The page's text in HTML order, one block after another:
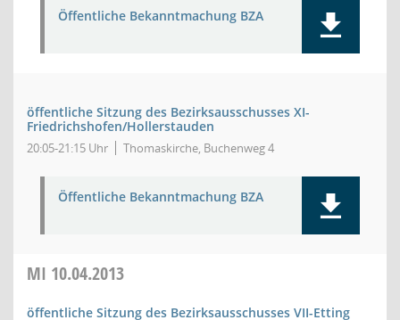
Öffentliche Bekanntmachung BZA
öffentliche Sitzung des Bezirksausschusses XI-
Friedrichshofen/Hollerstauden
20:05-21:15 Uhr Thomaskirche, Buchenweg 4
Öffentliche Bekanntmachung BZA
MI 10.04.2013
öffentliche Sitzung des Bezirksausschusses VII-Etting